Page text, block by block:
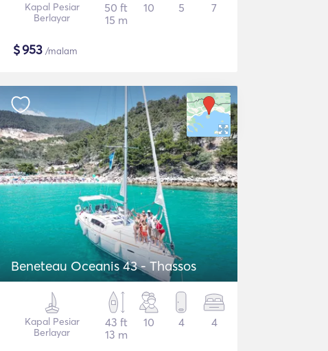
Kapal Pesiar
Berlayar
50 ft
15 m
10 5 7
$953 /malam
Beneteau Oceanis 43 - Thassos
Kapal Pesiar
Berlayar
43 ft
13 m
10 4 4